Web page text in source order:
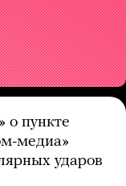
о пункте
медиа»
ударов